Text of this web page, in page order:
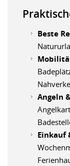
Beste
Angeln
Einkauf